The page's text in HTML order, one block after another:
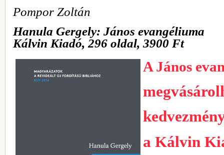
Pompor Zoltán
Hanula Gergely: János evangéliuma
Kálvin Kiadó, 296 oldal, 3900 Ft
A János
a Kálvin